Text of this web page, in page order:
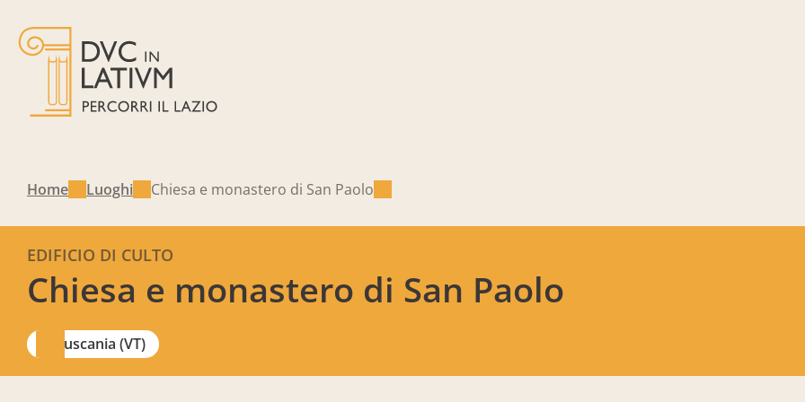
Home Luoghi Chiesa e monastero di San Paolo
Chiesa e monastero di San Paolo
EDIFICIO DI CULTO
Tuscania (VT)